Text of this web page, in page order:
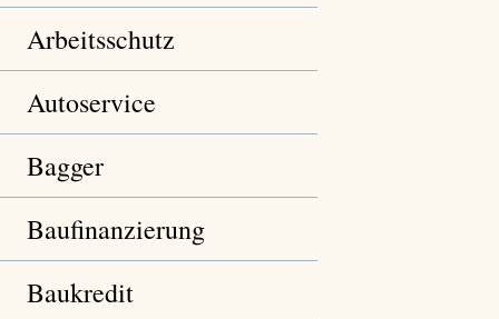
Arbeitsschutz
Autoservice
Bagger
Baufinanzierung
Baukredit